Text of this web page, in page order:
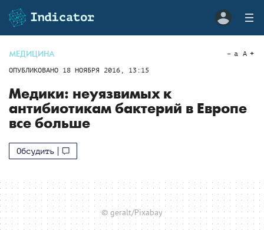
МЕДИЦИНА
ОПУБЛИКОВАНО 18 НОЯБРЯ 2016, 13:15
a A
Медики: неуязвимых к
антибиотикам бактерий в Европе
все больше
Обсудить
© geralt/Pixabay